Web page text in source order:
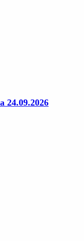
24.09.2026